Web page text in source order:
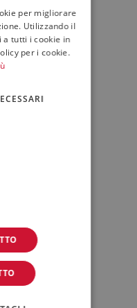
Privati
ENGLISH
per migliorare
Utilizzando il
a tutti i cookie in
per i cookie.